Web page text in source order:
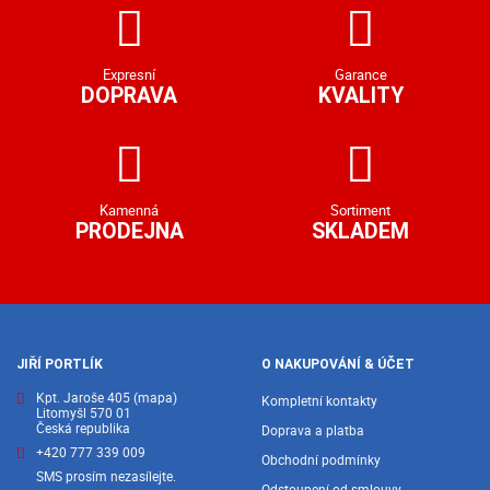
Expresní
DOPRAVA
Garance
KVALITY
Kamenná
PRODEJNA
Sortiment
SKLADEM
JIŘÍ PORTLÍK
Kpt. Jaroše 405(mapa)
Litomyšl 570 01
Česká republika
+420 777 339 009
SMS prosím nezasílejte.
O NAKUPOVÁNÍ & ÚČET
Kompletní kontakty
Doprava a platba
Obchodní podmínky